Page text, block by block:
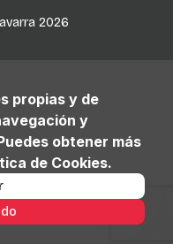
propias y de
y
obtener más
de Cookies.
2026